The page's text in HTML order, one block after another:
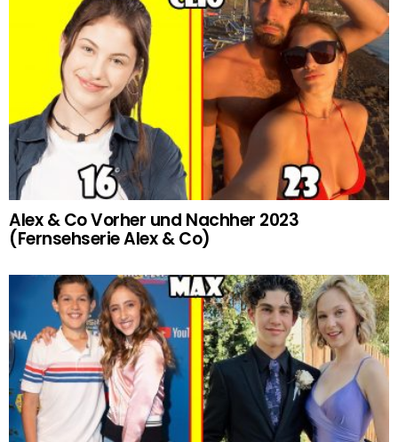
Alex & Co Vorher und Nachher 2023
(Fernsehserie Alex & Co)